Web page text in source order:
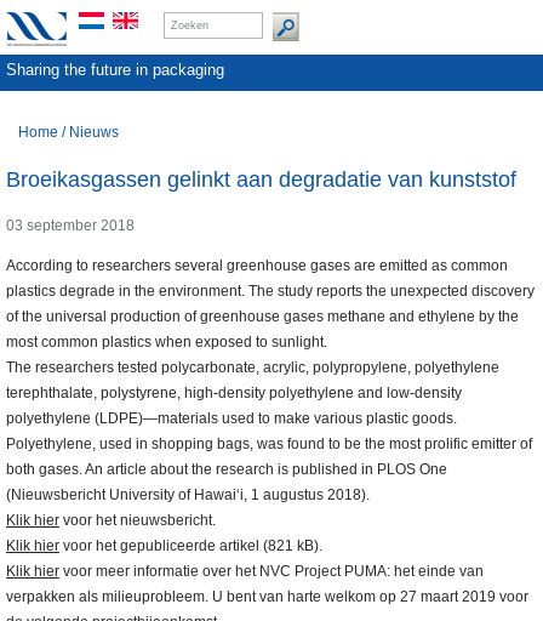
Sharing the future in packaging
Home / Nieuws
Broeikasgassen gelinkt aan degradatie van kunststof
03 september 2018
According to researchers several greenhouse gases are emitted as common
plastics degrade in the environment. The study reports the unexpected discovery
of the universal production of greenhouse gases methane and ethylene by the
most common plastics when exposed to sunlight.
The researchers tested polycarbonate, acrylic, polypropylene, polyethylene
terephthalate, polystyrene, high-density polyethylene and low-density
polyethylene (LDPE)—materials used to make various plastic goods.
Polyethylene, used in shopping bags, was found to be the most prolific emitter of
both gases. An article about the research is published in PLOS One
(Nieuwsbericht University of Hawaiʻi, 1 augustus 2018).
Klik hier voor het nieuwsbericht.
Klik hier voor het gepubliceerde artikel (821 kB).
Klik hier voor meer informatie over het NVC Project PUMA: het einde van
verpakken als milieuprobleem. U bent van harte welkom op 27 maart 2019 voor